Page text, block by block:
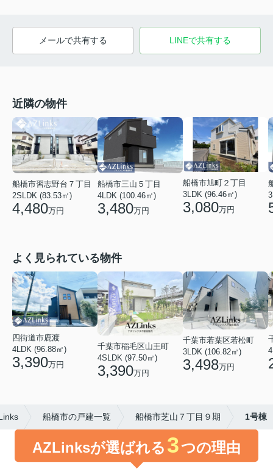
メールで共有する LINEで共有する
近隣の物件
船橋市習志野台７丁目
2SLDK (83.53㎡)
4,480万円
船橋市三山５丁目
4LDK (100.46㎡)
3,480万円
船橋市旭町２丁目
3LDK (96.46㎡)
3,080万円
よく見られている物件
四街道市鹿渡
4LDK (96.88㎡)
3,390万円
千葉市稲毛区山王町
4SLDK (97.50㎡)
3,390万円
千葉市若葉区若松町
3LDK (106.82㎡)
3,498万円
船橋市の戸建一覧 船橋市芝山７丁目９期 1号棟
AZLinksが選ばれる 3つの理由